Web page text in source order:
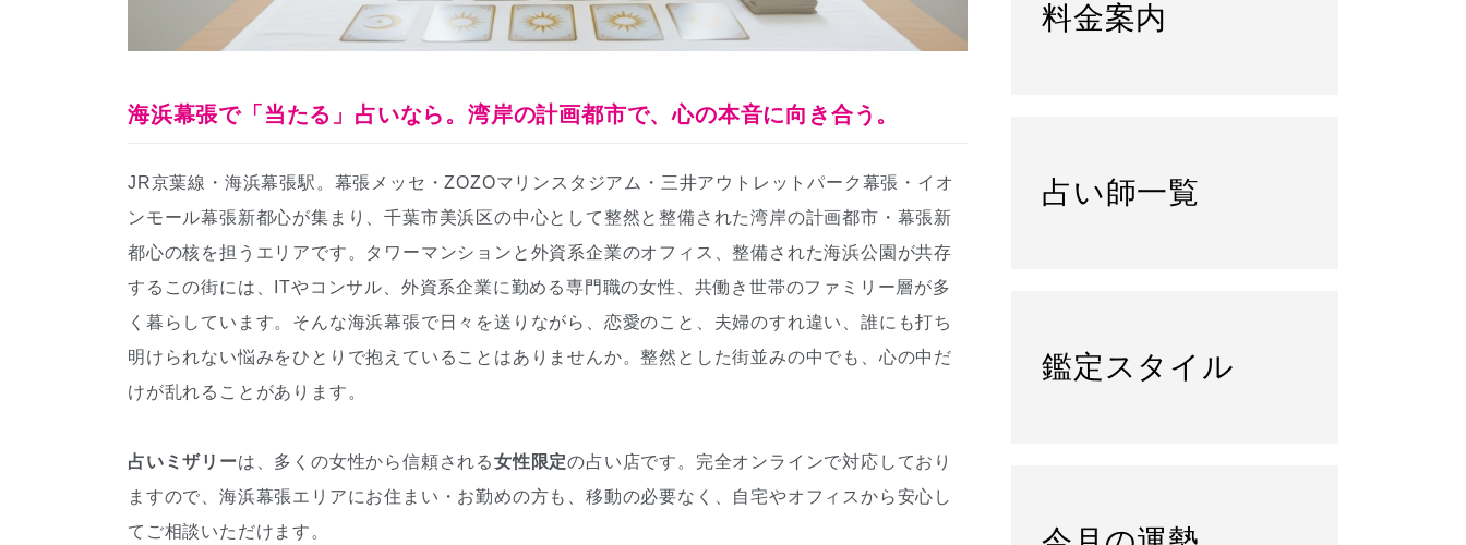
海浜幕張で「当たる」占いなら。湾岸の計画都市で、心の本音に向き合う。
JR京葉線・海浜幕張駅。幕張メッセ・ZOZOマリンスタジアム・三井アウトレットパーク幕張・イオ
ンモール幕張新都心が集まり、千葉市美浜区の中心として整然と整備された湾岸の計画都市・幕張新
都心の核を担うエリアです。タワーマンションと外資系企業のオフィス、整備された海浜公園が共存
するこの街には、ITやコンサル、外資系企業に勤める専門職の女性、共働き世帯のファミリー層が多
く暮らしています。そんな海浜幕張で日々を送りながら、恋愛のこと、夫婦のすれ違い、誰にも打ち
明けられない悩みをひとりで抱えていることはありませんか。整然とした街並みの中でも、心の中だ
けが乱れることがあります。
占いミザリーは、多くの女性から信頼される女性限定の占い店です。完全オンラインで対応しており
ますので、海浜幕張エリアにお住まい・お勤めの方も、移動の必要なく、自宅やオフィスから安心し
てご相談いただけます。
料金案内
占い師一覧
鑑定スタイル